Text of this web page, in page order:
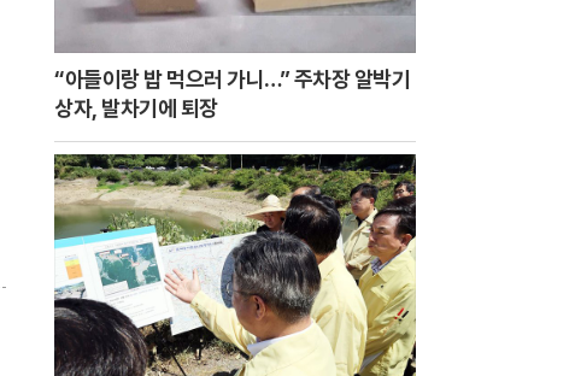
“아들이랑 밥 먹으러 가니…” 주차장 알박기
상자, 발차기에 퇴장